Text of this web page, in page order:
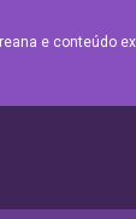
e conteúdo